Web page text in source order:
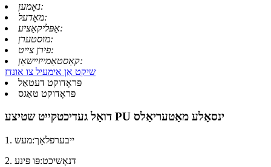
נאָמען:
מאָדעל:
אַפּליקאַציע:
מוסטערן:
פירן צייט:
קאַסטאַמייזיישאַן:
שיקט אַן אימעיל צו אונדז
פּראָדוקט דעטאַל
פּראָדוקט טאַגס
דואַל געדיכטקייט שטיצע PU ינסאָלע מאַטעריאַלס
1. ייבערפלאַך:מעש
2.
דנאָשיכט:פּו פּינע